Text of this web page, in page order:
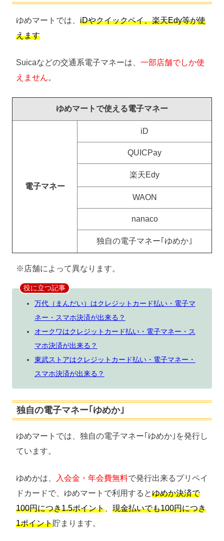
ゆめマートでは、 iDやクイックペイ、楽天Edy等が使
えます
Suicaなどの交通系電子マネーは、 一部店舗でしか使
えません。
ゆめマートで使える電子マネー
電子マネー
iD
QUICPay
楽天Edy
WAON
nanaco
独自の電子マネー｢ゆめか｣
※店舗によって異なります。
役に立つ記事
万代（まんだい）はクレジットカード払い・電子マ
ネー・スマホ決済が出来る？
オークワはクレジットカード払い・電子マネー・ス
マホ決済が出来る？
東武ストアはクレジットカード払い・電子マネー・
スマホ決済が出来る？
独自の電子マネー｢ゆめか｣
ゆめマートでは、独自の電子マネー｢ゆめか｣を発行し
ています。
ゆめかは、 入会金・年会費無料で発行出来るプリペイ
ドカードで、ゆめマートで利用するとゆめか決済で
100円につき1.5ポイント
現金払いでも100円につき
1ポイント貯まります。